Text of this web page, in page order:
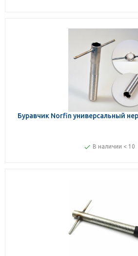
Буравчик Norfin универсальный
В наличии < 10